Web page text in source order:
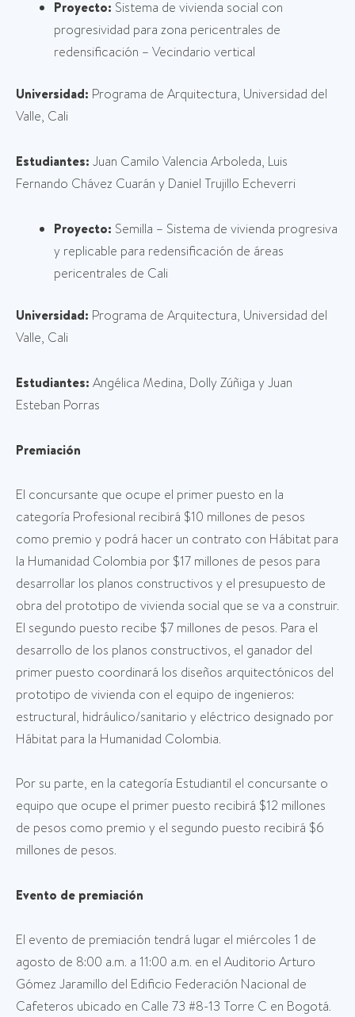
Proyecto: Sistema de vivienda social con
progresividad para zona pericentrales de
redensificación – Vecindario vertical
Universidad: Programa de Arquitectura, Universidad del
Valle, Cali
Estudiantes: Juan Camilo Valencia Arboleda, Luis
Fernando Chávez Cuarán y Daniel Trujillo Echeverri
Proyecto: Semilla – Sistema de vivienda progresiva
y replicable para redensificación de áreas
pericentrales de Cali
Universidad: Programa de Arquitectura, Universidad del
Valle, Cali
Estudiantes: Angélica Medina, Dolly Zúñiga y Juan
Esteban Porras
Premiación
El concursante que ocupe el primer puesto en la
categoría Profesional recibirá $10 millones de pesos
como premio y podrá hacer un contrato con Hábitat para
la Humanidad Colombia por $17 millones de pesos para
desarrollar los planos constructivos y el presupuesto de
obra del prototipo de vivienda social que se va a construir.
El segundo puesto recibe $7 millones de pesos. Para el
desarrollo de los planos constructivos, el ganador del
primer puesto coordinará los diseños arquitectónicos del
prototipo de vivienda con el equipo de ingenieros:
estructural, hidráulico/sanitario y eléctrico designado por
Hábitat para la Humanidad Colombia.
Por su parte, en la categoría Estudiantil el concursante o
equipo que ocupe el primer puesto recibirá $12 millones
de pesos como premio y el segundo puesto recibirá $6
millones de pesos.
Evento de premiación
El evento de premiación tendrá lugar el miércoles 1 de
agosto de 8:00 a.m. a 11:00 a.m. en el Auditorio Arturo
Gómez Jaramillo del Edificio Federación Nacional de
Cafeteros ubicado en Calle 73 #8-13 Torre C en Bogotá.